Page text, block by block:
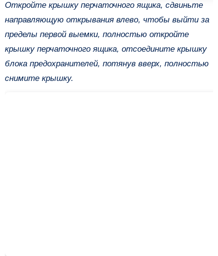
Откройте крышку перчаточного ящика, сдвиньте
направляющую открывания влево, чтобы выйти за
пределы первой выемки, полностью откройте
крышку перчаточного ящика, отсоедините крышку
блока предохранителей, потянув вверх, полностью
снимите крышку.